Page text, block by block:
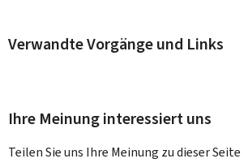
Verwandte Vorgänge und Links
Ihre Meinung interessiert uns
Teilen Sie uns Ihre Meinung zu dieser